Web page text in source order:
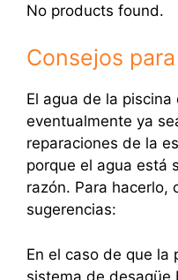
No products found.
Consejos
El agua de la
eventualmente ya
reparaciones de la
porque el agua está
razón. Para hacerlo,
sugerencias:
En el caso de que la
sistema de desagüe